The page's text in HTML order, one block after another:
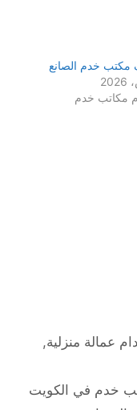
مكتب خدم الصانع
مكاتب خدم
عمالة منزلية,
خدم في الكويت